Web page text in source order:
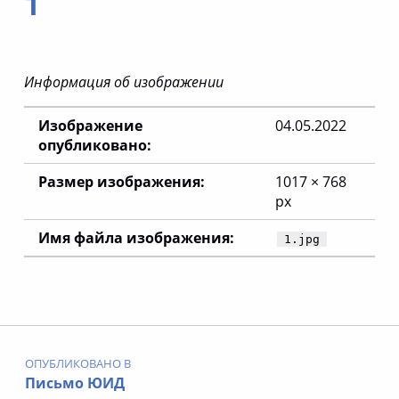
Информация об изображении
Изображение
опубликовано:
04.05.2022
Размер изображения:
1017 × 768
px
Имя файла изображения:
1.jpg
Навигация по записям
ОПУБЛИКОВАНО В
Письмо ЮИД